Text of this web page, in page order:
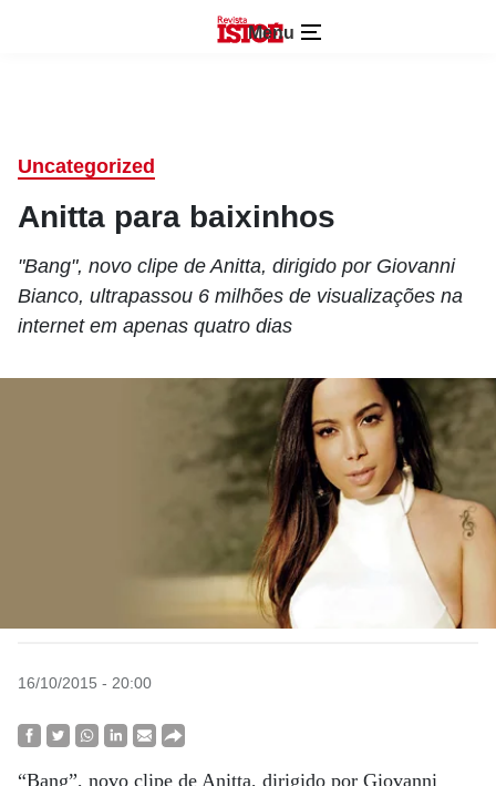
Menu
Uncategorized
Anitta para baixinhos
"Bang", novo clipe de Anitta, dirigido por Giovanni
Bianco, ultrapassou 6 milhões de visualizações na
internet em apenas quatro dias
16/10/2015 - 20:00
“Bang”, novo clipe de Anitta, dirigido por Giovanni